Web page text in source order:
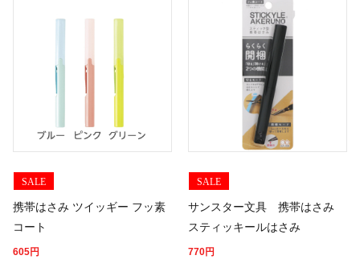
SALE
携帯はさみ ツイッギー フッ素
コート
605円
SALE
サンスター文具 携帯はさみ
スティッキールはさみ
770円